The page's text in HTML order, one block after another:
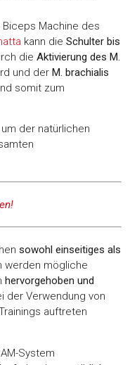
Biceps Machine des
kann dieSchulter bis
dieAktivierung des M.
und derM. brachialis
somit zum
um der natürlichen
sowohl einseitiges als
werden mögliche
hervorgehoben und
der Verwendung von
auftreten
System